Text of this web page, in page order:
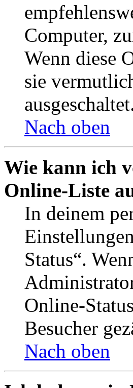
Computer,
Wenn diese
sie
Nach oben
Wie kann ich
Online-Liste
In deinem
Status“.
Online-
Besucher
Nach oben